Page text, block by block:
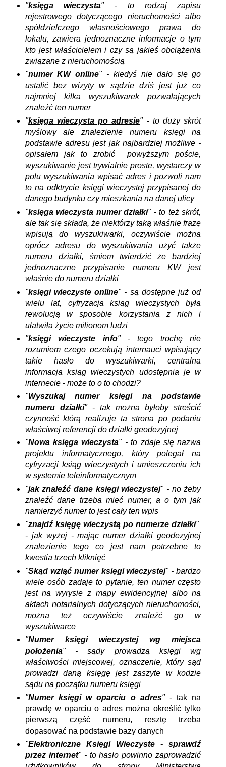
"księga wieczysta" - to rodzaj zapisu
rejestrowego dotyczącego nieruchomości albo
spółdzielczego własnościowego prawa do
lokalu, zawiera jednoznaczne informacje o tym
kto jest właścicielem i czy są jakieś obciążenia
związane z nieruchomością
"numer KW online" - kiedyś nie dało się go
ustalić bez wizyty w sądzie dziś jest już co
najmniej kilka wyszukiwarek pozwalających
znaleźć ten numer
"księga wieczysta po adresie" - to duży skrót
myślowy ale znalezienie numeru księgi na
podstawie adresu jest jak najbardziej możliwe -
opisałem jak to zrobić powyższym poście,
wyszukiwanie jest trywialnie proste, wystarczy w
polu wyszukiwania wpisać adres i pozwoli nam
to na odktrycie księgi wieczystej przypisanej do
danego budynku czy mieszkania na danej ulicy
"księga wieczysta numer działki" - to też skrót,
ale tak się składa, że niektórzy taką właśnie frazę
wpisują do wyszukiwarki, oczywiście można
oprócz adresu do wyszukiwania użyć także
numeru działki, śmiem twierdzić że bardziej
jednoznaczne przypisanie numeru KW jest
właśnie do numeru działki
"księgi wieczyste online" - są dostępne już od
wielu lat, cyfryzacja ksiąg wieczystych była
rewolucją w sposobie korzystania z nich i
ułatwiła życie milionom ludzi
"księgi wieczyste info" - tego trochę nie
rozumiem czego oczekują internauci wpisujący
takie hasło do wyszukiwarki, centralna
informacja ksiąg wieczystych udostępnia je w
internecie - może to o to chodzi?
"Wyszukajnumerksięgi na podstawie
numeru działki" - tak można byłoby streścić
czynność którą realizuje ta strona po podaniu
właściwej referencji do działki geodezyjnej
"Nowa księga wieczysta" - to zdaje się nazwa
projektu informatycznego, który polegał na
cyfryzacji ksiąg wieczystych i umieszczeniu ich
w systemie teleinformatycznym
"jak znaleźć dane księgi wieczystej" - no żeby
znaleźć dane trzeba mieć numer, a o tym jak
namierzyć numer to jest cały ten wpis
"znajdź księgę wieczystą po numerze działki"
- jak wyżej - mając numer działki geodezyjnej
znalezienie tego co jest nam potrzebne to
kwestia trzech kliknięć
"Skąd wziąć numer księgi wieczystej" - bardzo
wiele osób zadaje to pytanie, ten numer często
jest na wyrysie z mapy ewidencyjnej albo na
aktach notarialnych dotyczących nieruchomości,
można też oczywiście znaleźć go w
wyszukiwarce
"Numer księgi wieczystej wg miejsca
położenia" - sądy prowadzą księgi wg
właściwości miejscowej, oznaczenie, który sąd
prowadzi daną księgę jest zaszyte w kodzie
sądu na początku numeru księgi
"Numer księgi w oparciu o adres"- tak na
prawdę w oparciu o adres można określić tylko
pierwszą część numeru, resztę trzeba
dopasować na podstawie bazy danych
"Elektroniczne Księgi Wieczyste - sprawdź
przez internet" - to hasło powinno zaprowadzić